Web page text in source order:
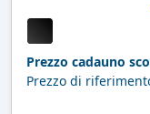
Prezzo cadauno
Prezzo di